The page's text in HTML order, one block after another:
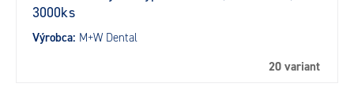
3000ks
Výrobca: M+W Dental
20 variant